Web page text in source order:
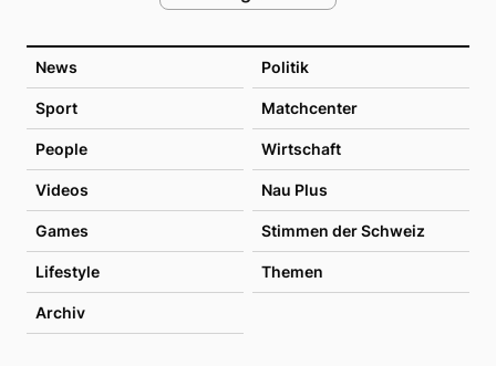
News Politik
Sport Matchcenter
People Wirtschaft
Videos Nau Plus
Games Stimmen der Schweiz
Lifestyle Themen
Archiv